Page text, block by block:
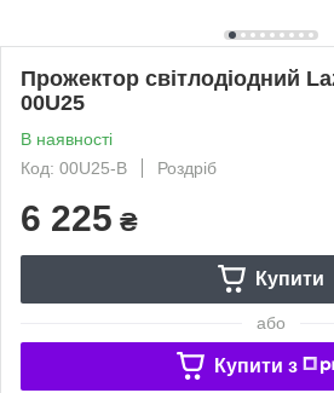
Прожектор світлодіодний
00U25
В наявності
Код: 00U25-B
Роздріб
6 225 ₴
Купити
або
Купити з